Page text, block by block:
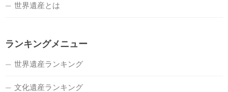
世界遺産とは
ランキングメニュー
世界遺産ランキング
文化遺産ランキング